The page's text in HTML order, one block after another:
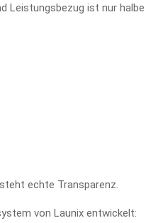
Leistungsbezug ist nur halbe
echte Transparenz.
von Launix entwickelt: